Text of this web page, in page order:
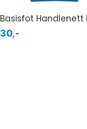
Basisfot Handlenett
30,-